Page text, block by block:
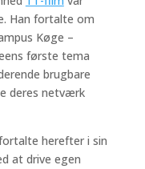
Han fortalte om
Køge –
første tema
brugbare
deres netværk
herefter i sin
at drive egen